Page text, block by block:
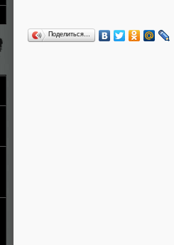
Поделиться…